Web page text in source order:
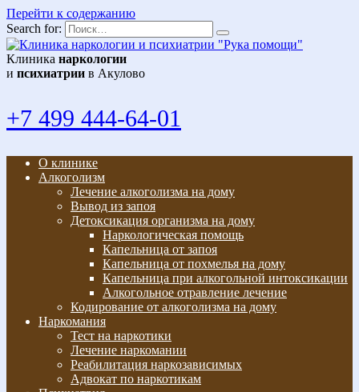
Перейти к содержанию
Search for:
Клиника наркологии
и психиатрии в Акулово
+7 499 444-64-01
О клинике
Алкоголизм
Лечение алкоголизма на дому
Вывод из запоя
Детоксикация организма на дому
Наркологическая помощь
Капельница от запоя
Капельница от похмелья на дому
Капельница при алкогольной интоксикации
Алкогольное отравление лечение
Кодирование от алкоголизма на дому
Наркомания
Тест на наркотики
Лечение наркомании
Реабилитация наркозависимых
Адвокат по наркотикам